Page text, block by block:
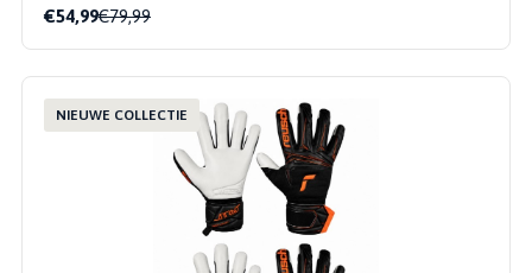
€54,99€79,99
NIEUWE COLLECTIE